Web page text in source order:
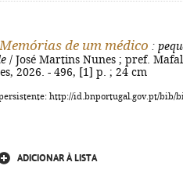
Memórias de um médico :
/ José Martins Nunes ; pref.
2026. - 496, [1] p. ; 24 cm
http://id.bnportugal.gov.pt/bib/
ADICIONAR À LISTA